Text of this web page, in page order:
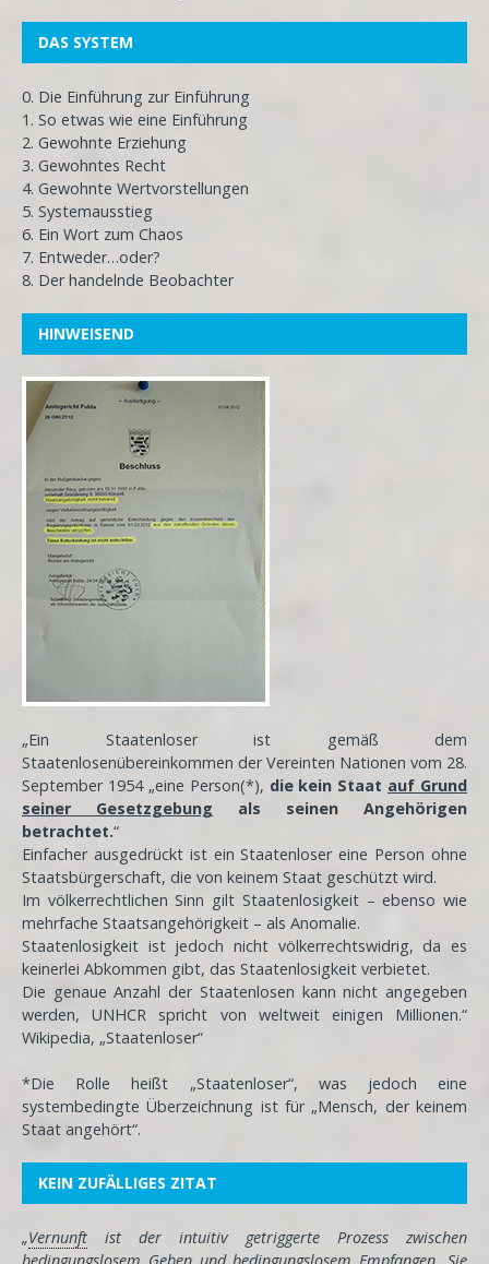
DAS SYSTEM
0. Die Einführung zur Einführung
1. So etwas wie eine Einführung
2. Gewohnte Erziehung
3. Gewohntes Recht
4. Gewohnte Wertvorstellungen
5. Systemausstieg
6. Ein Wort zum Chaos
7. Entweder…oder?
8. Der handelnde Beobachter
HINWEISEND
„Ein Staatenloser ist gemäß dem
Staatenlosenübereinkommen der Vereinten Nationen vom 28.
September 1954 „eine Person(*), die kein Staat auf Grund
seiner Gesetzgebung als seinen Angehörigen
betrachtet.“
Einfacher ausgedrückt ist ein Staatenloser eine Person ohne
Staatsbürgerschaft, die von keinem Staat geschützt wird.
Im völkerrechtlichen Sinn gilt Staatenlosigkeit – ebenso wie
mehrfache Staatsangehörigkeit – als Anomalie.
Staatenlosigkeit ist jedoch nicht völkerrechtswidrig, da es
keinerlei Abkommen gibt, das Staatenlosigkeit verbietet.
Die genaue Anzahl der Staatenlosen kann nicht angegeben
werden, UNHCR spricht von weltweit einigen Millionen.“
Wikipedia, „Staatenloser“
*Die Rolle heißt „Staatenloser“, was jedoch eine
systembedingte Überzeichnung ist für „Mensch, der keinem
Staat angehört“.
KEIN ZUFÄLLIGES ZITAT
„Vernunft ist der intuitiv getriggerte Prozess zwischen